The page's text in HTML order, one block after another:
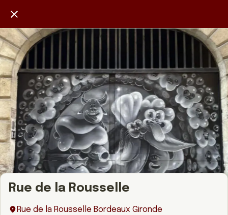
Rue de la Rousselle
Rue de la Rousselle Bordeaux Gironde